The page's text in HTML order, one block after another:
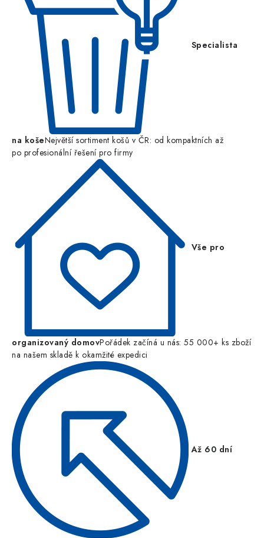
Specialista
na košeNejvětší sortiment košů v ČR: od kompaktních až
po profesionální řešení pro firmy
Vše pro
organizovaný domovPořádek začíná u nás: 55 000+ ks zboží
na našem skladě k okamžité expedici
Až 60 dní